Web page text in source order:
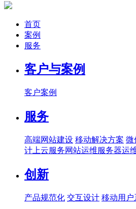
首页
案例
服务
客户与案例
客户案例
服务
高端网站建设 移动解决方案 微
计 上云服务网站运维服务器运
创新
产品规范化 交互设计 移动用户